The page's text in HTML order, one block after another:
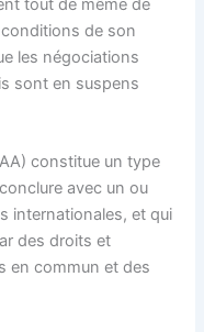
tout de même de
conditions de son
les négociations
sont en suspens
constitue un type
avec un ou
internationales, et qui
des droits et
en commun et des